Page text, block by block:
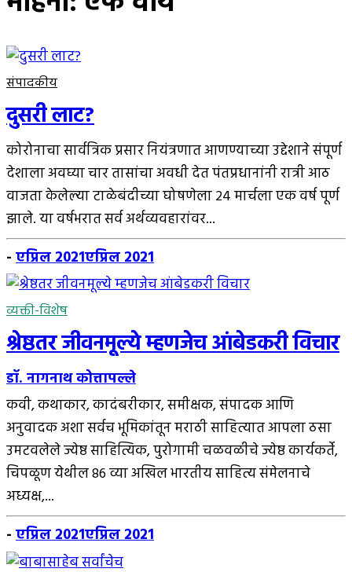
संपादकीय
दुसरी लाट?
कोरोनाचा सार्वत्रिक प्रसार नियंत्रणात आणण्याच्या उद्देशाने संपूर्ण
देशाला अवघ्या चार तासांचा अवधी देत पंतप्रधानांनी रात्री आठ
वाजता केलेल्या टाळेबंदीच्या घोषणेला 24 मार्चला एक वर्ष पूर्ण
झाले. या वर्षभरात सर्व अर्थव्यवहारांवर...
- एप्रिल 2021एप्रिल 2021
व्यक्ती-विशेष
श्रेष्ठतर जीवनमूल्ये म्हणजेच आंबेडकरी विचार
डॉ. नागनाथ कोत्तापल्ले
कवी, कथाकार, कादंबरीकार, समीक्षक, संपादक आणि
अनुवादक अशा सर्वच भूमिकांतून मराठी साहित्यात आपला ठसा
उमटवलेले ज्येष्ठ साहित्यिक, पुरोगामी चळवळीचे ज्येष्ठ कार्यकर्ते,
चिपळूण येथील 86 व्या अखिल भारतीय साहित्य संमेलनाचे
अध्यक्ष,...
- एप्रिल 2021एप्रिल 2021